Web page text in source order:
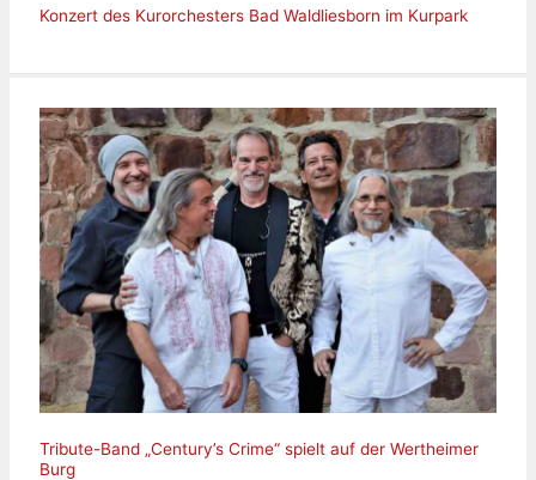
Konzert des Kurorchesters Bad Waldliesborn im Kurpark
Tribute-Band „Century’s Crime“ spielt auf der Wertheimer
Burg